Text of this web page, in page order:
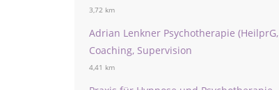
3,72 km
Adrian Lenkner Psychotherapie (HeilprG,
Coaching, Supervision
4,41 km